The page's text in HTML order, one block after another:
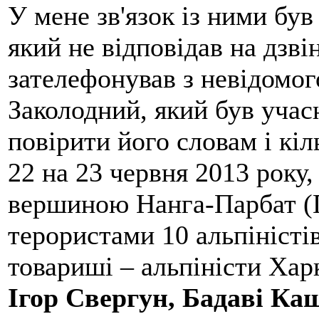
У мене зв'язок із ними
який не відповідав на
зателефонував з
Заколодний, який був
повірити його словам і
22 на 23 червня 2013
вершиною Нанга-Парбат
терористами 10
товариші – альпіністи
Ігор Свергун, Бадаві